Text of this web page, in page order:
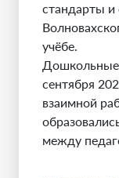
стандарты и
учёбе.
Дошкольные
сентября
взаимной
между